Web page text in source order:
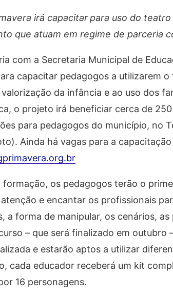
irá capacitarpara uso do
que atuam em regime de parceria
com a Secretaria Municipal de
capacitar pedagogos a utilizarem
da infância e ao uso dos
o projeto irá beneficiar cerca de
para pedagogos do município, no
Ainda há vagas para a
formação, os pedagogos terão o
e encantar os profissionais
a forma de manipular, os cenários,
– que será finalizado em
e estarão aptos a utilizar
cada educador receberá um kit
16 personagens.